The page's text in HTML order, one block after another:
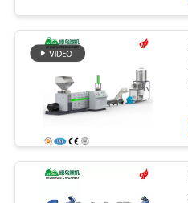
BÁO
GIÁ
TRANG
WEB